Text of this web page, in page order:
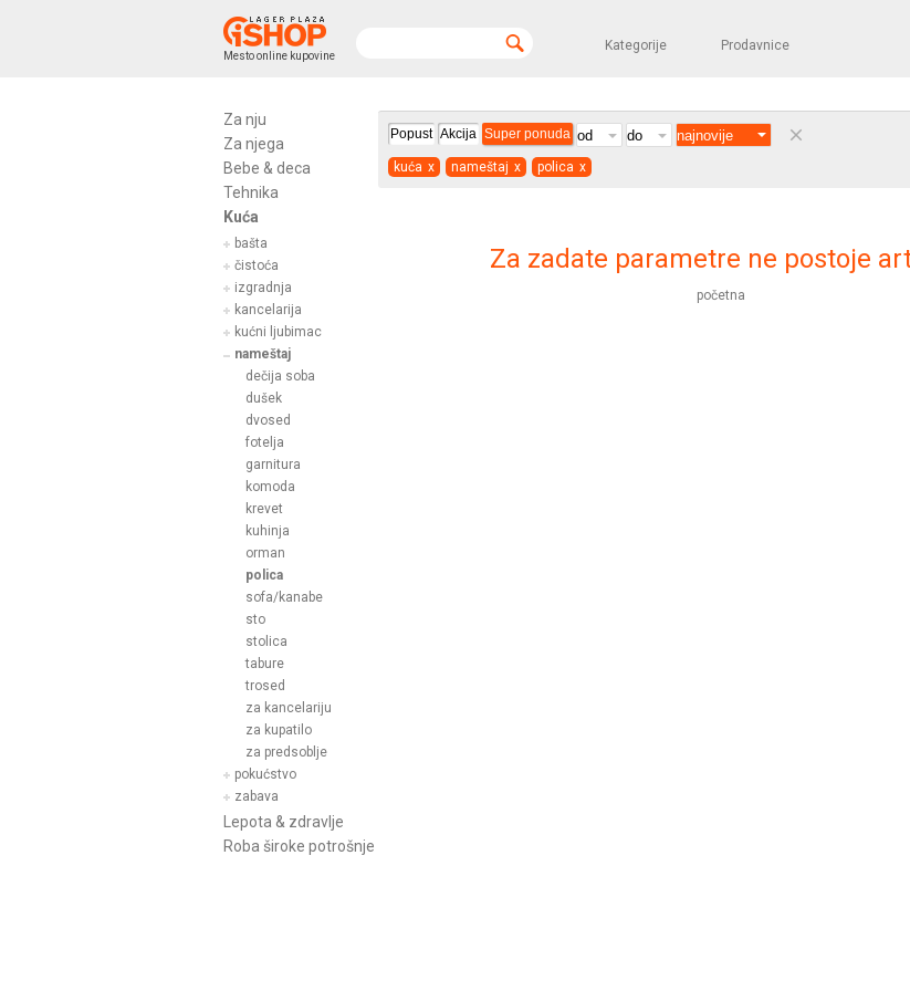
Mesto online kupovine
Kategorije Prodavnice
Za nju
Za njega
Bebe & deca
Tehnika
Kuća
bašta
čistoća
izgradnja
kancelarija
kućni ljubimac
nameštaj
dečija soba
dušek
dvosed
fotelja
garnitura
komoda
krevet
kuhinja
orman
polica
sofa/kanabe
sto
stolica
tabure
trosed
za kancelariju
za kupatilo
za predsoblje
pokućstvo
zabava
Lepota & zdravlje
Roba široke potrošnje
Popust Akcija Super ponuda clear
kuća x nameštaj x polica x
Za zadate parametre ne postoje
početna